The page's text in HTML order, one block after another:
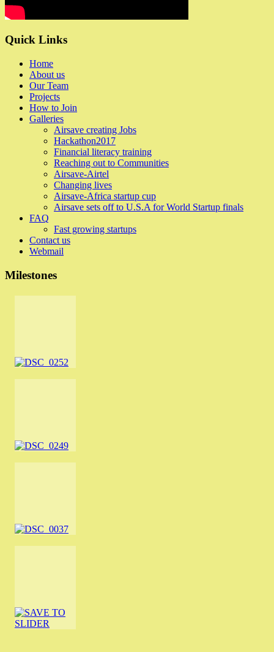
Quick Links
Home
About us
Our Team
Projects
How to Join
Galleries
Airsave creating Jobs
Hackathon2017
Financial literacy training
Reaching out to Communities
Airsave-Airtel
Changing lives
Airsave-Africa startup cup
Airsave sets off to U.S.A for World Startup finals
FAQ
Fast growing startups
Contact us
Webmail
Milestones